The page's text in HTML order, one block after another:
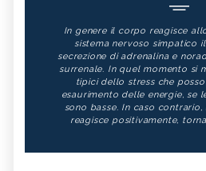
In genere il corpo reagisce
sistema nervoso simpatico
secrezione di adrenalina e
surrenale. In quel momento si
tipici dello stress che
esaurimento delle energie, se
sono basse. In caso
reagisce positivamente,